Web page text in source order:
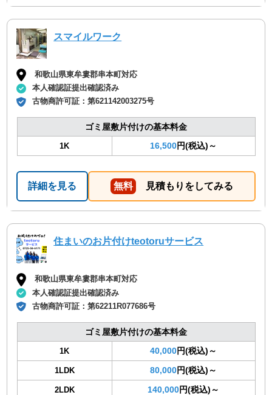
スマイルワーク
和歌山県東牟婁郡串本町対応
本人確認証提出確認済み
古物商許可証：第621142003275号
ゴミ屋敷片付けの基本料金
1K 16,500円(税込)～
詳細を見る 無料 見積もりをしてみる
住まいのお片付けteotoruサービス
和歌山県東牟婁郡串本町対応
本人確認証提出確認済み
古物商許可証：第62211R077686号
ゴミ屋敷片付けの基本料金
1K 40,000円(税込)～
1LDK 80,000円(税込)～
2LDK 140,000円(税込)～